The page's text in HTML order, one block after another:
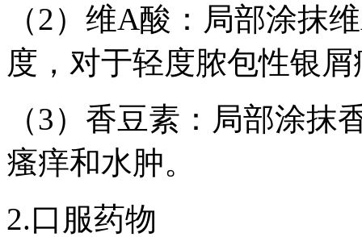
（2）维A酸：局部涂抹
度，对于轻度脓包性银
（3）香豆素：局部涂
瘙痒和水肿。
2.口服药物